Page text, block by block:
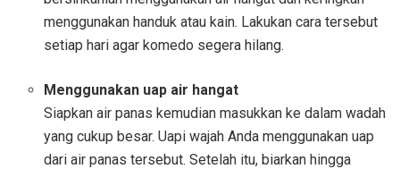
menggunakan handuk atau kain. Lakukan cara tersebut
setiap hari agar komedo segera hilang.
Menggunakan uap air hangat
Siapkan air panas kemudian masukkan ke dalam wadah
yang cukup besar. Uapi wajah Anda menggunakan uap
dari air panas tersebut. Setelah itu, biarkan hingga